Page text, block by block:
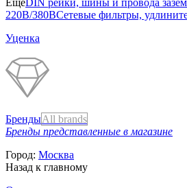
ЕщеDIN рейки, шины и провода
220В/380ВСетевые фильтры,
Уценка
БрендыAll brands
Бренды представленные в магазине
Город: Москва
Назад к главному